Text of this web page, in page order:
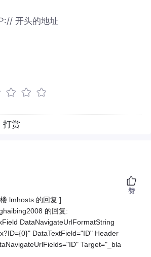
开头的地址
打赏
lmhosts 的回复:]
的回复:
DataNavigateUrlFormatString
DataTextField="ID" Header
Target="_bla
赞